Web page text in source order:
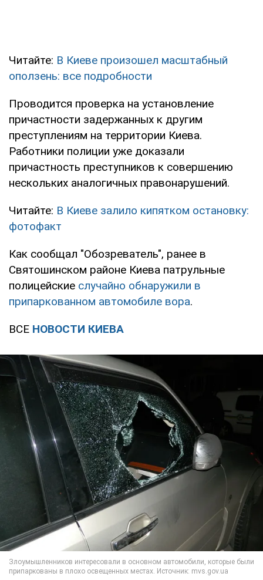
Читайте: В Киеве произошел масштабный
оползень: все подробности
Проводится проверка на установление
причастности задержанных к другим
преступлениям на территории Киева.
Работники полиции уже доказали
причастность преступников к совершению
нескольких аналогичных правонарушений.
Читайте: В Киеве залило кипятком остановку:
фотофакт
Как сообщал "Обозреватель", ранее в
Святошинском районе Киева патрульные
полицейские случайно обнаружили в
припаркованном автомобиле вора.
ВСЕ НОВОСТИ КИЕВА